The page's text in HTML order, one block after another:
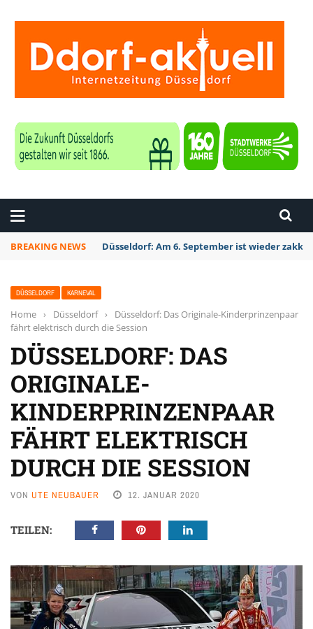
BREAKING NEWS Düsseldorf: Am 6. September ist wieder zakk
DÜSSELDORF KARNEVAL
Home › Düsseldorf ›
Düsseldorf: Das Originale-Kinderprinzenpaar
fährt elektrisch durch die Session
DÜSSELDORF: DAS
ORIGINALE-
KINDERPRINZENPAAR
FÄHRT ELEKTRISCH
DURCH DIE SESSION
VON UTE NEUBAUER 12. JANUAR 2020
TEILEN: